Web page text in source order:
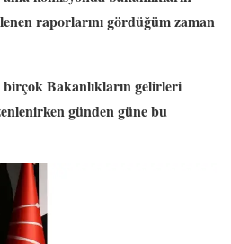
raporlarını gördüğüm zaman
birçok Bakanlıkların gelirleri
günden güne bu